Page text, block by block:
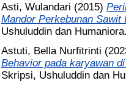
Asti, Wulandari (2015)
Mandor Perkebunan Sawit
Ushuluddin dan
Astuti, Bella Nurfitrinti
Behavior pada karyawan
Skripsi, Ushuluddin dan